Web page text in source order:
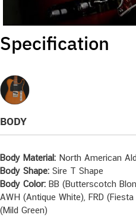
Specification
BODY
Body Material: North American
Body Shape: Sire T Shape
Body Color: BB (Butterscotch
AWH (Antique White), FRD
(Mild Green)